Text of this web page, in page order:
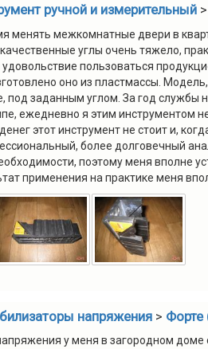
ручной и измерительный
менять межкомнатные двери в
углы очень тяжело,
пользоваться
оно из пластмассы.
под заданным углом. За год
ежедневно я этим инструментом
этот инструмент не стоит и,
более долговечный
поэтому меня вполне
применения на практике меня
напряжения> Форте
у меня в загородном